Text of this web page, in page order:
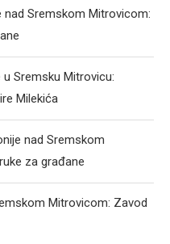
nad Sremskom Mitrovicom:
u Sremsku Mitrovicu:
Milekića
nad Sremskom
za građane
Mitrovicom: Zavod